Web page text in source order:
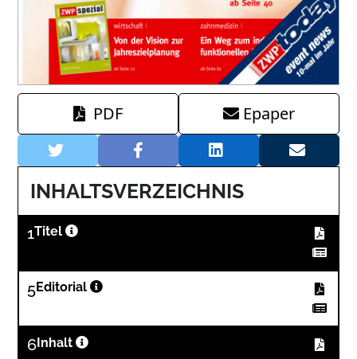
PDF Epaper
INHALTSVERZEICHNIS
1Titel
5Editorial
6 Inhalt